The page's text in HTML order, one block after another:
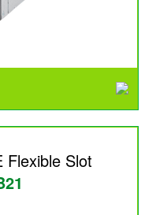
Flexible Slot